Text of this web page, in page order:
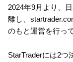
2024年9月より、
離し、
のもと運営を行っ
StarTraderには2つ